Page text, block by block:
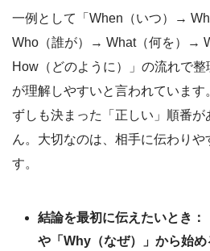
一例として「When（いつ）→
Who（誰が）→ What（何を）→
How（どのように）」の流れで
が理解しやすいと言われていま
ずしも決まった「正しい」順番
ん。大切なのは、相手に伝わり
す。
結論を最初に伝えたいとき：
や「Why（なぜ）」から始め